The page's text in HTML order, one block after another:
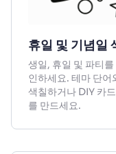
휴일 및 기념일
생일, 휴일 및 파티
인하세요. 테마 단어
색칠하거나 DIY 카
를 만드세요.